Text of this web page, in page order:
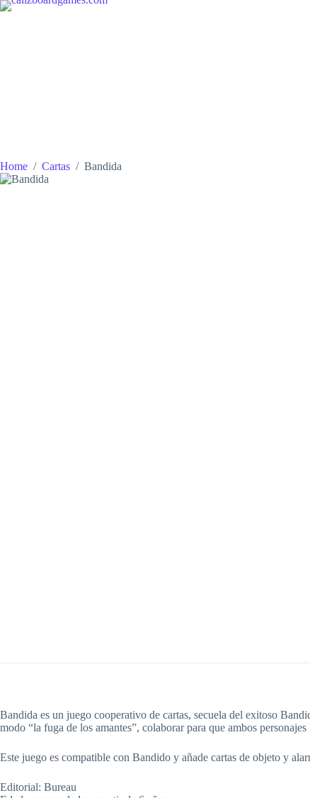
Skip
Home / Cartas / Bandida
Bandida es un juego cooperativo de cartas, secuela del exitoso
modo “la fuga de los amantes”, colaborar para que ambos
Este juego es compatible con Bandido y añade cartas de objeto y
Editorial: Bureau